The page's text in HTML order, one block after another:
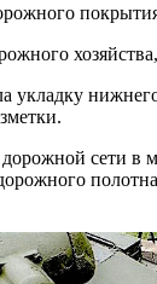
сети